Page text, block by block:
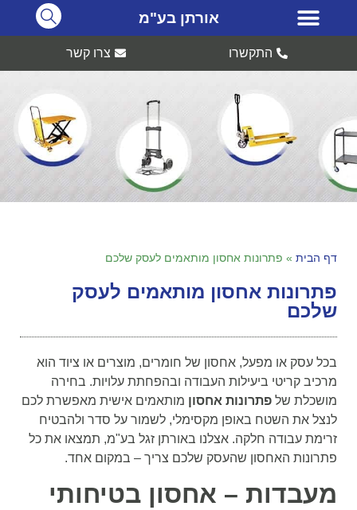
אורתן בע"מ
התקשרו צרו קשר
דף הבית » פתרונות אחסון מותאמים לעסק שלכם
פתרונות אחסון מותאמים לעסק
שלכם
בכל עסק או מפעל, אחסון של חומרים, מוצרים או ציוד הוא
מרכיב קריטי ביעילות העבודה ובהפחתת עלויות. בחירה
מושכלת של פתרונות אחסון מותאמים אישית מאפשרת לכם
לנצל את השטח באופן מקסימלי, לשמור על סדר ולהבטיח
זרימת עבודה חלקה. אצלנו באורתן זגל בע"מ, תמצאו את כל
פתרונות האחסון שהעסק שלכם צריך – במקום אחד.
מעבדות – אחסון בטיחותי